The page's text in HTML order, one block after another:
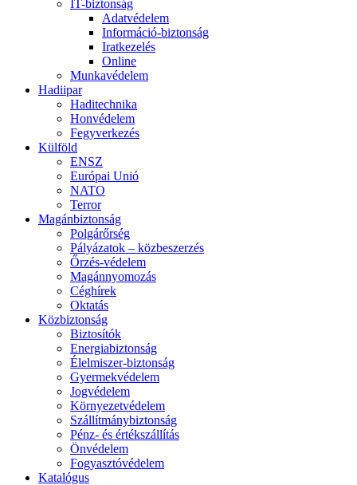
IT-biztonság
Adatvédelem
Információ-biztonság
Iratkezelés
Online
Munkavédelem
Hadiipar
Haditechnika
Honvédelem
Fegyverkezés
Külföld
ENSZ
Európai Unió
NATO
Terror
Magánbiztonság
Polgárőrség
Pályázatok – közbeszerzés
Őrzés-védelem
Magánnyomozás
Céghírek
Oktatás
Közbiztonság
Biztosítók
Energiabiztonság
Élelmiszer-biztonság
Gyermekvédelem
Jogvédelem
Környezetvédelem
Szállítmánybiztonság
Pénz- és értékszállítás
Önvédelem
Fogyasztóvédelem
Katalógus